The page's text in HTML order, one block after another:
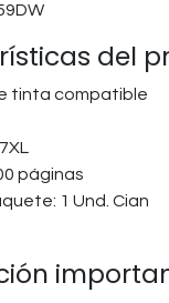
del
tinta compatible
páginas
1 Und. Cian